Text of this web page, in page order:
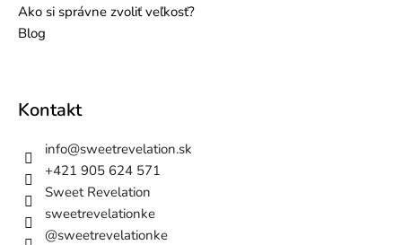
Ako si správne zvoliť veľkosť?
Blog
Kontakt
info@sweetrevelation.sk
+421 905 624 571
Sweet Revelation
sweetrevelationke
@sweetrevelationke